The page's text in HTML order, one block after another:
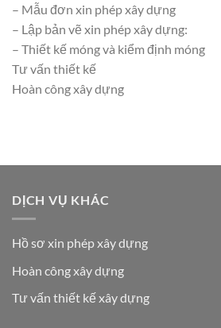
– Mẫu đơn xin phép xây dựng
– Lập bản vẽ xin phép xây dựng:
– Thiết kế móng và kiểm định móng
Tư vấn thiết kế
Hoàn công xây dựng
DỊCH VỤ KHÁC
Hồ sơ xin phép xây dựng
Hoàn công xây dựng
Tư vấn thiết kế xây dựng